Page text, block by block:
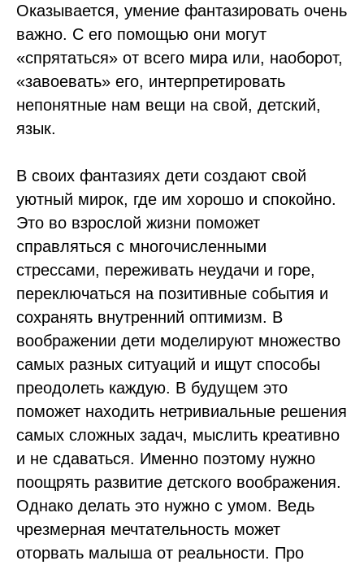
Оказывается, умение фантазировать очень
важно. С его помощью они могут
«спрятаться» от всего мира или, наоборот,
«завоевать» его, интерпретировать
непонятные нам вещи на свой, детский,
язык.
В своих фантазиях дети создают свой
уютный мирок, где им хорошо и спокойно.
Это во взрослой жизни поможет
справляться с многочисленными
стрессами, переживать неудачи и горе,
переключаться на позитивные события и
сохранять внутренний оптимизм. В
воображении дети моделируют множество
самых разных ситуаций и ищут способы
преодолеть каждую. В будущем это
поможет находить нетривиальные решения
самых сложных задач, мыслить креативно
и не сдаваться. Именно поэтому нужно
поощрять развитие детского воображения.
Однако делать это нужно с умом. Ведь
чрезмерная мечтательность может
оторвать малыша от реальности. Про